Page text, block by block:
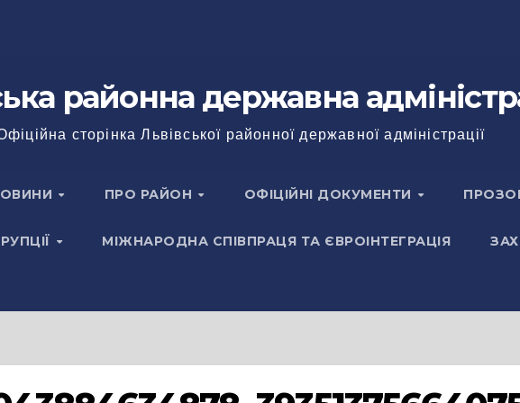
районна державна
сторінка Львівської районної державної адміністрації
ПРО РАЙОН ОФІЦІЙНІ ДОКУМЕНТИ
МІЖНАРОДНА СПІВПРАЦЯ ТА ЄВРОІНТЕГРАЦІЯ